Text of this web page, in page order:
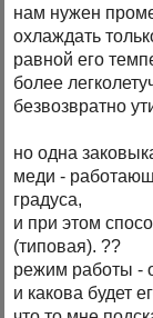
нам нужен
охлаждать
равной его
более
безвозвратно
но одна
меди -
градуса,
и при этом
(типовая). ??
режим работы -
и какова будет